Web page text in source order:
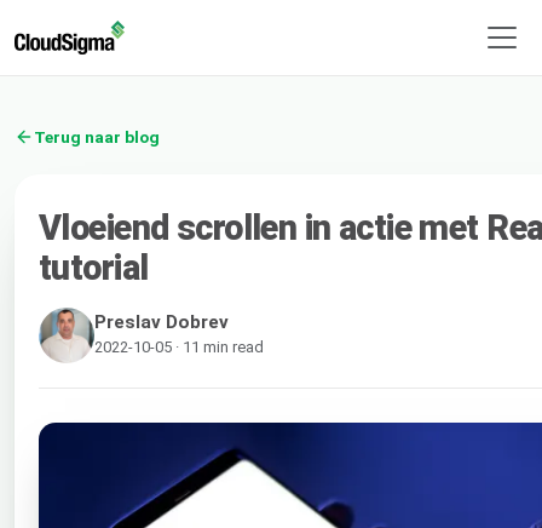
Terug naar blog
Vloeiend scrollen in actie met
tutorial
Preslav Dobrev
2022-10-05 · 11 min read